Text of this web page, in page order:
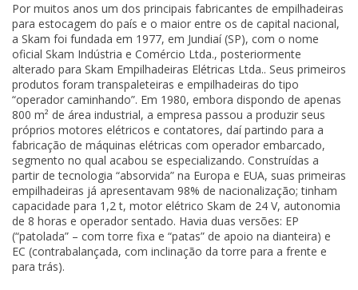
Por muitos anos um dos principais fabricantes de empilhadeiras
para estocagem do país e o maior entre os de capital nacional,
a Skam foi fundada em 1977, em Jundiaí (SP), com o nome
oficial Skam Indústria e Comércio Ltda., posteriormente
alterado para Skam Empilhadeiras Elétricas Ltda.. Seus primeiros
produtos foram transpaleteiras e empilhadeiras do tipo
“operador caminhando”. Em 1980, embora dispondo de apenas
800 m² de área industrial, a empresa passou a produzir seus
próprios motores elétricos e contatores, daí partindo para a
fabricação de máquinas elétricas com operador embarcado,
segmento no qual acabou se especializando. Construídas a
partir de tecnologia “absorvida” na Europa e EUA, suas primeiras
empilhadeiras já apresentavam 98% de nacionalização; tinham
capacidade para 1,2 t, motor elétrico Skam de 24 V, autonomia
de 8 horas e operador sentado. Havia duas versões: EP
(“patolada” – com torre fixa e “patas” de apoio na dianteira) e
EC (contrabalançada, com inclinação da torre para a frente e
para trás).